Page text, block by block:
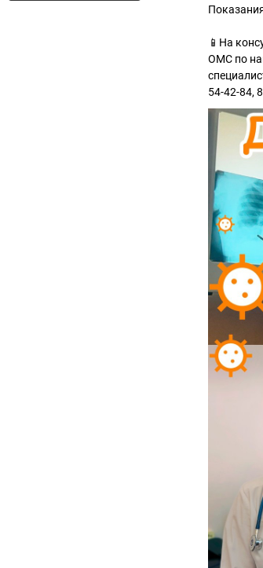
📱На
ОМС по
54-42-84,